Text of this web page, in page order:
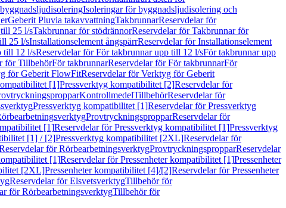
Isoleringar för byggnadsljudisolering och
Geberit Pluvia takavvattningTakbrunnarReservdelar för
25 l/sTakbrunnar för stödrännorReservdelar för Takbrunnar för
25 l/sInstallationselement ångspärrReservdelar för Installationselement
till 12 l/sReservdelar för För takbrunnar upp till 12 l/sFör takbrunnar upp
för TillbehörFör takbrunnarReservdelar för För takbrunnarFör
för Geberit FlowFitReservdelar för Verktyg för Geberit
[1]Pressverktyg kompatibilitet [2]Reservdelar för
KontrollmedelTillbehörReservdelar för
Pressverktyg kompatibilitet [1]Reservdelar för Pressverktyg
ProvtryckningspropparReservdelar för
[1]Reservdelar för Pressverktyg kompatibilitet [1]Pressverktyg
[1] / [2]Pressverktyg kompatibilitet [2XL]Reservdelar för
för RörbearbetningsverktygProvtryckningspropparReservdelar
[1]Reservdelar för Pressenheter kompatibilitet [1]Pressenheter
[2XL]Pressenheter kompatibilitet [4]/[2]Reservdelar för Pressenheter
Reservdelar för ElsvetsverktygTillbehör för
för RörbearbetningsverktygTillbehör för